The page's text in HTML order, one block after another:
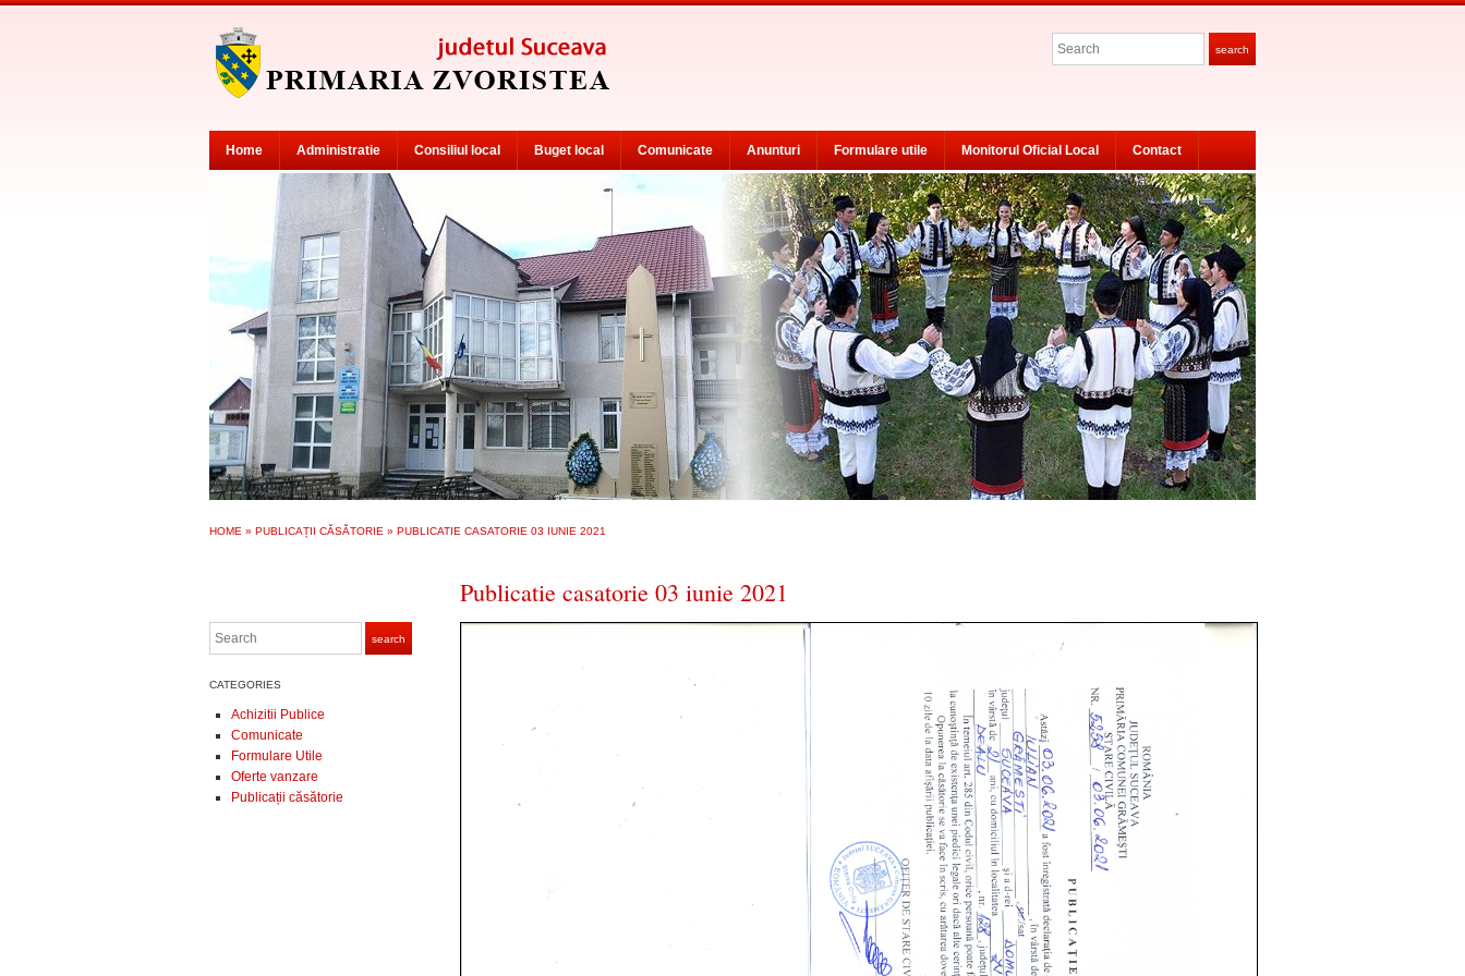
Search search
Home Administratie Consiliul local Buget local Comunicate Anunturi Formulare utile Monitorul Oficial Local Contact
HOME » PUBLICAȚII CĂSĂTORIE » PUBLICATIE CASATORIE 03 IUNIE 2021
Publicatie casatorie 03 iunie 2021
Search search
CATEGORIES
Achizitii Publice
Comunicate
Formulare Utile
Oferte vanzare
Publicații căsătorie